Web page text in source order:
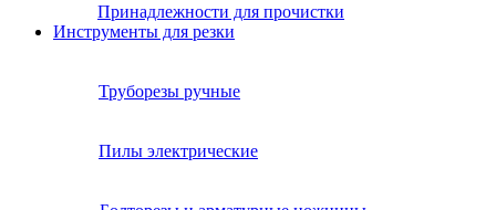
Принадлежности для прочистки
Инструменты для резки
Труборезы ручные
Пилы электрические